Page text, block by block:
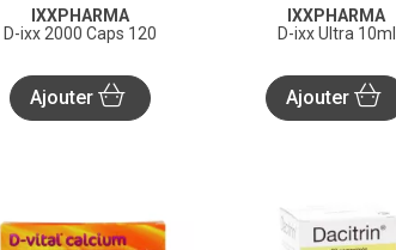
IXXPHARMA
D-ixx 2000 Caps 120
Ajouter
IXXPHARMA
D-ixx Ultra 10ml
Ajouter